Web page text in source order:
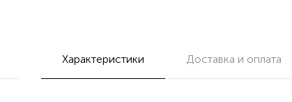
Характеристики Доставка и оплата